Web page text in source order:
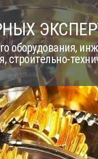
оборудования,
строительно-